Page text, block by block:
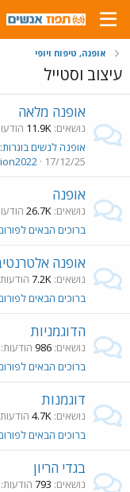
אופנה, טיפוח ויופי
עיצוב וסטייל
אופנה מלאה
נושאים 11.9K
אופנה לנשים בוגרות:
17/12/25
אופנה
נושאים 26.7K
ברוכים הבאים
אופנה
נושאים 7.2K הודעות
ברוכים הבאים
הדוגמניות
נושאים 986 הודעות
ברוכים הבאים
דוגמנות
נושאים 4.7K הודעות
ברוכים הבאים
בגדי הריון
נושאים 793 הודעות